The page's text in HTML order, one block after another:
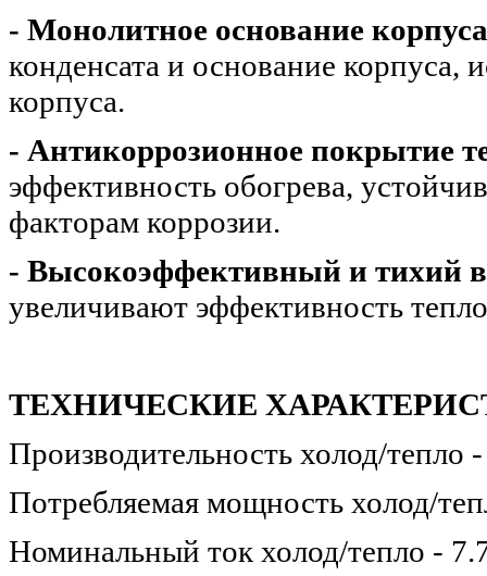
- Монолитное основание
конденсата и основание корпуса,
корпуса.
- Антикоррозионное покрытие
эффективность обогрева,
факторам коррозии.
- Высокоэффективный и тихий
увеличивают эффективность
ТЕХНИЧЕСКИЕ
Производительность холод/тепло
Потребляемая мощность холод/
Номинальный ток холод/тепло -